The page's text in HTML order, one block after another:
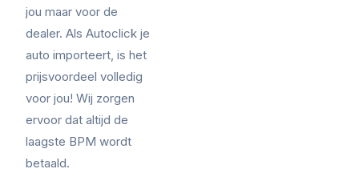
jou maar voor de
dealer. Als Autoclick je
auto importeert, is het
prijsvoordeel volledig
voor jou! Wij zorgen
ervoor dat altijd de
laagste BPM wordt
betaald.